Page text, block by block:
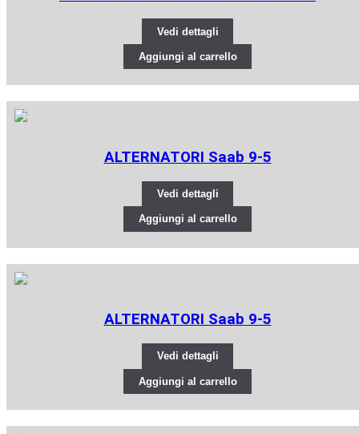
Vedi dettagli
Aggiungi al carrello
ALTERNATORI Saab 9-5
Vedi dettagli
Aggiungi al carrello
ALTERNATORI Saab 9-5
Vedi dettagli
Aggiungi al carrello